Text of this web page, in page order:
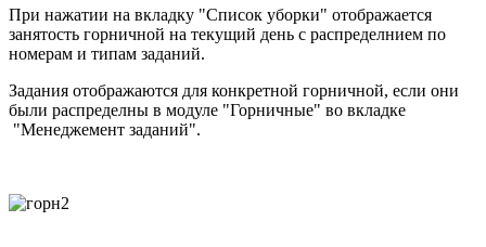
При нажатии на вкладку "Список уборки" отображается
занятость горничной на текущий день с распределнием по
номерам и типам заданий.
Задания отображаются для конкретной горничной, если они
были распределны в модуле "Горничные" во вкладке
"Менеджемент заданий".